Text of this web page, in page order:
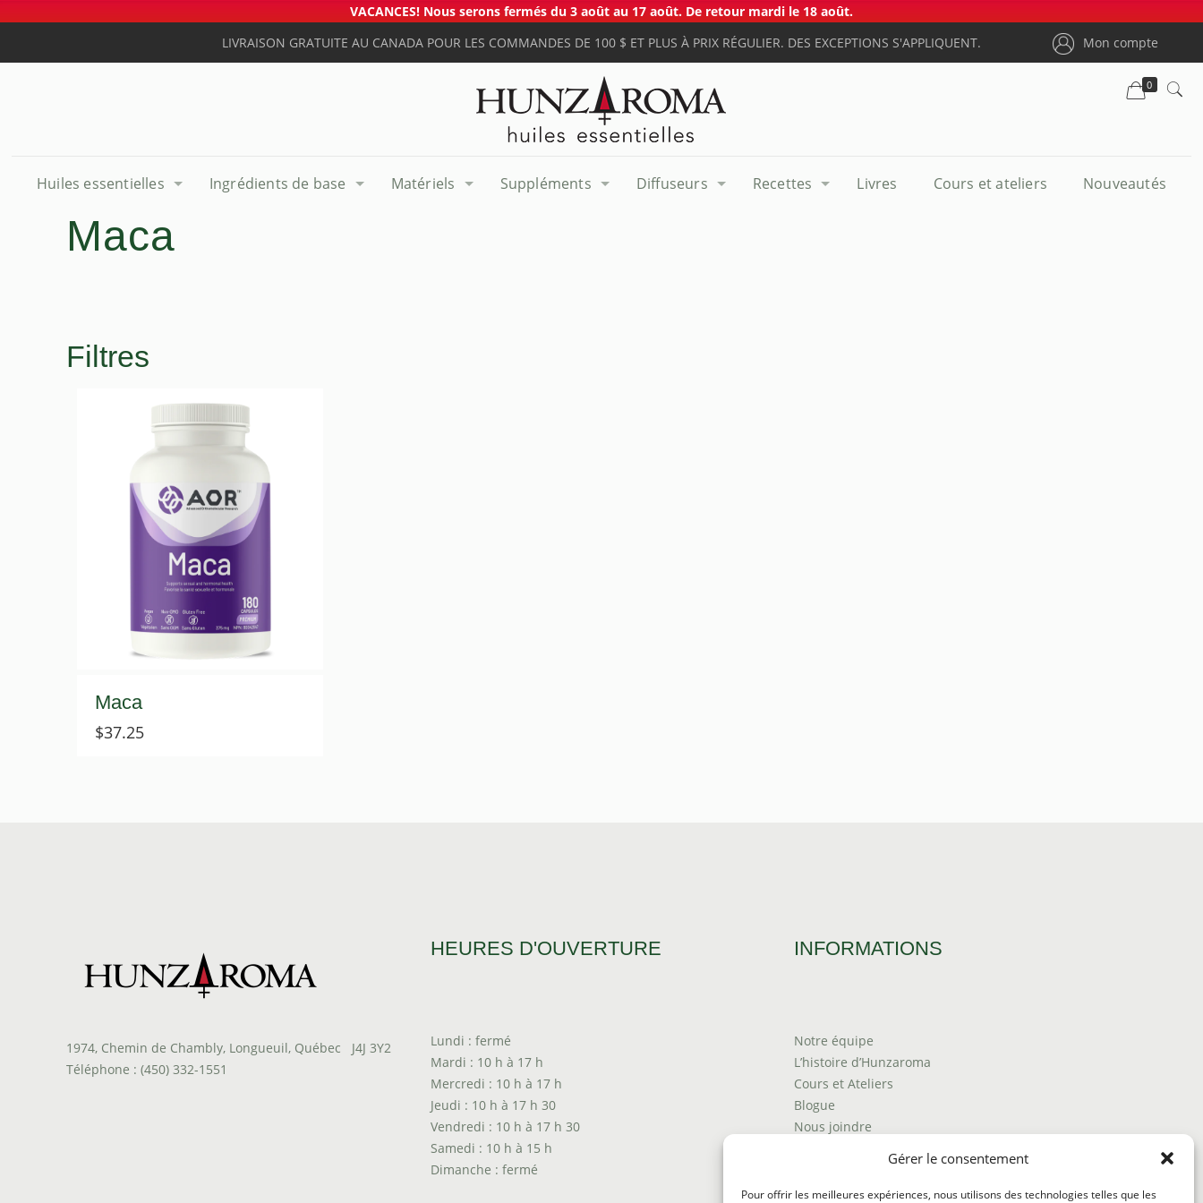
Gérer le consentement
Pour offrir les meilleures expériences, nous utilisons des technologies telles que les
VACANCES! Nous serons fermés du 3 août au 17 août. De retour mardi le 18 août.
LIVRAISON GRATUITE AU CANADA POUR LES COMMANDES DE 100 $ ET PLUS À PRIX RÉGULIER. DES EXCEPTIONS S'APPLIQUENT.
Mon compte
Huiles essentielles Ingrédients de base Matériels Suppléments Diffuseurs Recettes Livres Cours et ateliers Nouveautés
0
Maca
Filtres
Maca
$37.25
1974, Chemin de Chambly, Longueuil, Québec J4J 3Y2
Téléphone : (450) 332-1551
HEURES D'OUVERTURE
Lundi : fermé
Mardi : 10 h à 17 h
Mercredi : 10 h à 17 h
Jeudi : 10 h à 17 h 30
Vendredi : 10 h à 17 h 30
Samedi : 10 h à 15 h
Dimanche : fermé
INFORMATIONS
Notre équipe
L’histoire d’Hunzaroma
Cours et Ateliers
Blogue
Nous joindre
Politique de frais d'envoi
Termes et conditions